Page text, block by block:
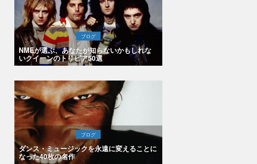
ブログ
NMEが選ぶ、あなたが知らないかもしれな
いクイーンのトリビア50選
ブログ
ダンス・ミュージックを永遠に変えることに
なった40枚の名作